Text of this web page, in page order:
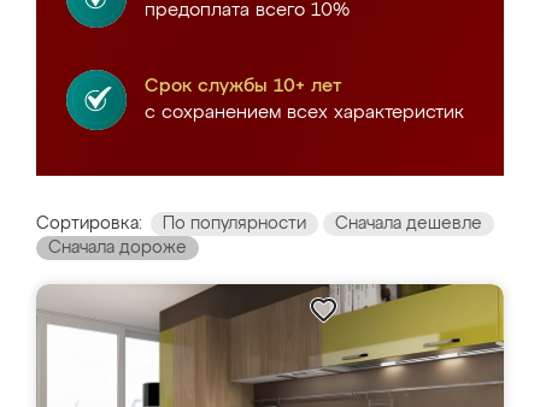
предоплата всего 10%
Срок службы 10+ лет
с сохранением всех характеристик
Сортировка: По популярности
Сначала дешевле
Сначала дороже